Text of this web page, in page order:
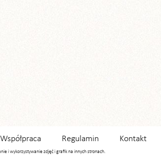
Współpraca Regulamin Kontakt
i wykorzystywanie zdjęć i grafik na innych stronach.